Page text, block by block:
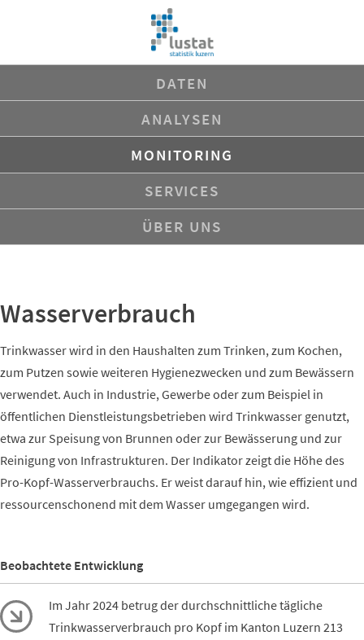
DATEN
ANALYSEN
MONITORING
SERVICES
ÜBER UNS
Wasserverbrauch
Trinkwasser wird in den Haushalten zum Trinken, zum Kochen,
zum Putzen sowie weiteren Hygienezwecken und zum Bewässern
verwendet. Auch in Industrie, Gewerbe oder zum Beispiel in
öffentlichen Dienstleistungsbetrieben wird Trinkwasser genutzt,
etwa zur Speisung von Brunnen oder zur Bewässerung und zur
Reinigung von Infrastrukturen. Der Indikator zeigt die Höhe des
Pro-Kopf-Wasserverbrauchs. Er weist darauf hin, wie effizient und
ressourcenschonend mit dem Wasser umgegangen wird.
Beobachtete Entwicklung
Im Jahr 2024 betrug der durchschnittliche tägliche
Trinkwasserverbrauch pro Kopf im Kanton Luzern 213